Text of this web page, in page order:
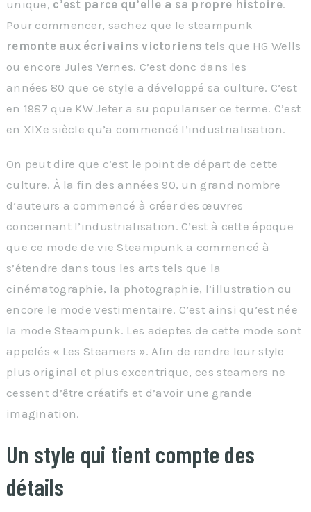
unique, c’est parce qu’elle a sa propre histoire.
Pour commencer, sachez que le steampunk
remonte aux écrivains victoriens tels que HG Wells
ou encore Jules Vernes. C’est donc dans les
années 80 que ce style a développé sa culture. C’est
en 1987 que KW Jeter a su populariser ce terme. C’est
en XIXe siècle qu’a commencé l’industrialisation.
On peut dire que c’est le point de départ de cette
culture. À la fin des années 90, un grand nombre
d’auteurs a commencé à créer des œuvres
concernant l’industrialisation. C’est à cette époque
que ce mode de vie Steampunk a commencé à
s’étendre dans tous les arts tels que la
cinématographie, la photographie, l’illustration ou
encore le mode vestimentaire. C’est ainsi qu’est née
la mode Steampunk. Les adeptes de cette mode sont
appelés « Les Steamers ». Afin de rendre leur style
plus original et plus excentrique, ces steamers ne
cessent d’être créatifs et d’avoir une grande
imagination.
Un style qui tient compte des
détails